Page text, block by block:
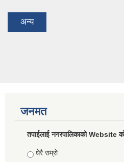
अन्य
जनमत
तपाईलाई नगरपालिकाको Website
Choices
धेरै राम्राे